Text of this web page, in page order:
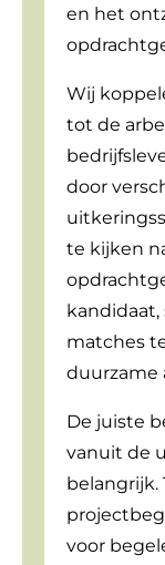
en het
Wij
tot de
door
te kijken
matches
duurzame
De juiste
vanuit de
belangrijk.
voor